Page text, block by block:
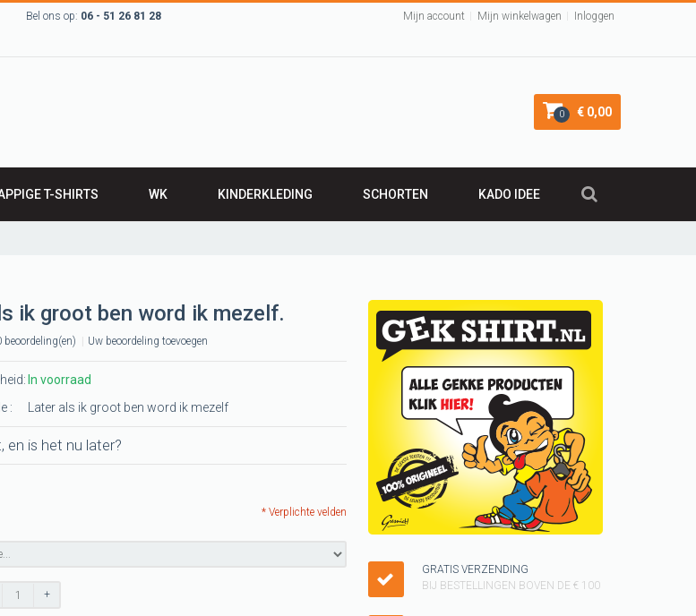
Bel ons op: 06 - 51 26 81 28 Mijn account Mijn winkelwagen Inloggen
0 € 0,00
T-SHIRTS WK KINDERKLEDING SCHORTEN KADO IDEE
VALENTIJNSCADEAU
Verjaardagscadeau
BARBECUE SCHORT
Keukenschorten
SINTERKLAAS cadeau
ideeen
KUSSENTJES
Kado voor kinderen
Vader shirt
ik groot ben word ik mezelf.
beoordeling(en) Uw beoordeling toevoegen
In voorraad
:
Later als ik groot ben word ik mezelf
en is het nu later?
* Verplichte velden
+
GRATIS VERZENDING
BIJ BESTELLINGEN BOVEN DE € 100